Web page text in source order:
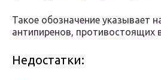
Такое обозначение указывает
антипиренов, противостоящих
Недостатки: